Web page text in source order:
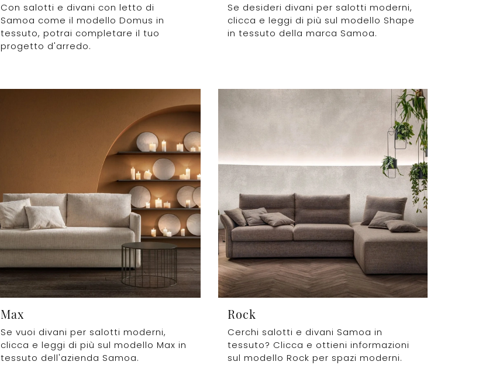
Con salotti e divani con letto di
Samoa come il modello Domus in
tessuto, potrai completare il tuo
progetto d'arredo.
Se desideri divani per salotti moderni,
clicca e leggi di più sul modello Shape
in tessuto della marca Samoa.
Max
Se vuoi divani per salotti moderni,
clicca e leggi di più sul modello Max in
tessuto dell'azienda Samoa.
Rock
Cerchi salotti e divani Samoa in
tessuto? Clicca e ottieni informazioni
sul modello Rock per spazi moderni.